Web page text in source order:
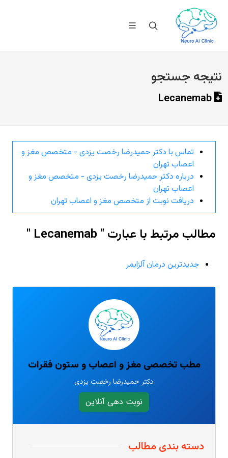
نتیجه جستجو
تماس با دکتر حمیدرضا رخصت یزدی - متخصص مغز و
اعصاب تهران
درباره دکتر حمیدرضا رخصت یزدی - متخصص مغز و
اعصاب تهران
دریافت نوبت از متخصص مغز و اعصاب تهران
مطالب مرتبط با عبارت " Lecanemab "
جدیدترین درمان آلزایمر
مطب تخصصی مغز و اعصاب و ستون فقرات
دکتر حمیدرضا رخصت یزدی
نوبت دهی آنلاین
دسته بندی مطالب